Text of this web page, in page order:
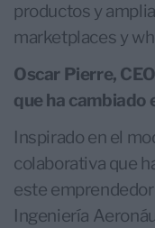
productos y
marketplaces y
Oscar Pierre,
que ha cambiado
Inspirado en el
colaborativa que
este
Ingeniería